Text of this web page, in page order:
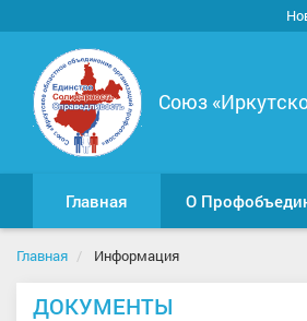
Союз
Главная О
Главная Информация
ДОКУМЕНТЫ